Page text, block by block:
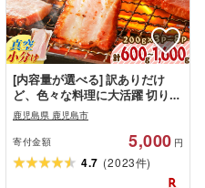
[内容量が選べる] 訳ありだけ
ど、色々な料理に大活躍 切り落
としベーコン 600g 〜 1600g 訳
あり 小分け パック 切り落とし
パスタ サラダ スープ お試し 大
容量 ボリューム 鹿児島市 贈り
物 プレゼント ギフト 5000円 〜
鹿児島県 鹿児島市
寄付金額 5,000 円
4.7 (2023件)